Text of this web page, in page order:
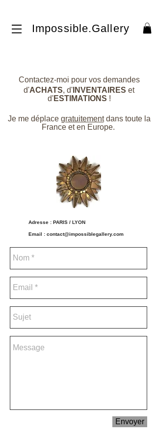
Impossible.Gallery​
Contactez-moi pour vos demandes
d'ACHATS, d' INVENTAIRES et
d'ESTIMATIONS !
Je me déplace gratuitementdans toute la
France et en Europe.
Adresse : PARIS / LYON
Email : contact@impossiblegallery.com
Envoyer